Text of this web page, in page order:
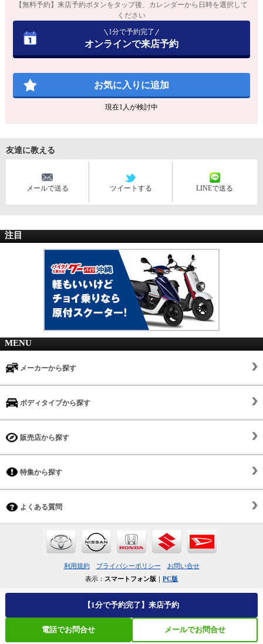
【無料予約】来店予約ボタンをタップ後、カレンダーから日時を選択して
ください
1分で予約完了
オンラインで来店予約
お気に入りに追加
現在1人が検討中
友達に教える
メールで送る ツイートする LINEで送る
【1分で予約完了】来店予約
電話でお問合せ メールでお問合せ
注目
MENU
メーカーから探す
ボディタイプから探す
販売店から探す
特集から探す
よくある質問
利用規約 プライバシーポリシー
お問い合せ
表示： スマートフォン版 PC版